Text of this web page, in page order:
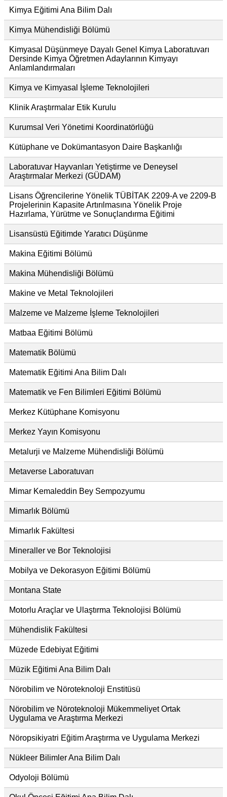
Kimya Eğitimi Ana Bilim Dalı
Kimya Mühendisliği Bölümü
Kimyasal Düşünmeye Dayalı Genel Kimya Laboratuvarı
Dersinde Kimya Öğretmen Adaylarının Kimyayı
Anlamlandırmaları
Kimya ve Kimyasal İşleme Teknolojileri
Klinik Araştırmalar Etik Kurulu
Kurumsal Veri Yönetimi Koordinatörlüğü
Kütüphane ve Dokümantasyon Daire Başkanlığı
Laboratuvar Hayvanları Yetiştirme ve Deneysel
Araştırmalar Merkezi (GÜDAM)
Lisans Öğrencilerine Yönelik TÜBİTAK 2209-A ve 2209-B
Projelerinin Kapasite Artırılmasına Yönelik Proje
Hazırlama, Yürütme ve Sonuçlandırma Eğitimi
Lisansüstü Eğitimde Yaratıcı Düşünme
Makina Eğitimi Bölümü
Makina Mühendisliği Bölümü
Makine ve Metal Teknolojileri
Malzeme ve Malzeme İşleme Teknolojileri
Matbaa Eğitimi Bölümü
Matematik Bölümü
Matematik Eğitimi Ana Bilim Dalı
Matematik ve Fen Bilimleri Eğitimi Bölümü
Merkez Kütüphane Komisyonu
Merkez Yayın Komisyonu
Metalurji ve Malzeme Mühendisliği Bölümü
Metaverse Laboratuvarı
Mimar Kemaleddin Bey Sempozyumu
Mimarlık Bölümü
Mimarlık Fakültesi
Mineraller ve Bor Teknolojisi
Mobilya ve Dekorasyon Eğitimi Bölümü
Montana State
Motorlu Araçlar ve Ulaştırma Teknolojisi Bölümü
Mühendislik Fakültesi
Müzede Edebiyat Eğitimi
Müzik Eğitimi Ana Bilim Dalı
Nörobilim ve Nöroteknoloji Enstitüsü
Nörobilim ve Nöroteknoloji Mükemmeliyet Ortak
Uygulama ve Araştırma Merkezi
Nöropsikiyatri Eğitim Araştırma ve Uygulama Merkezi
Nükleer Bilimler Ana Bilim Dalı
Odyoloji Bölümü